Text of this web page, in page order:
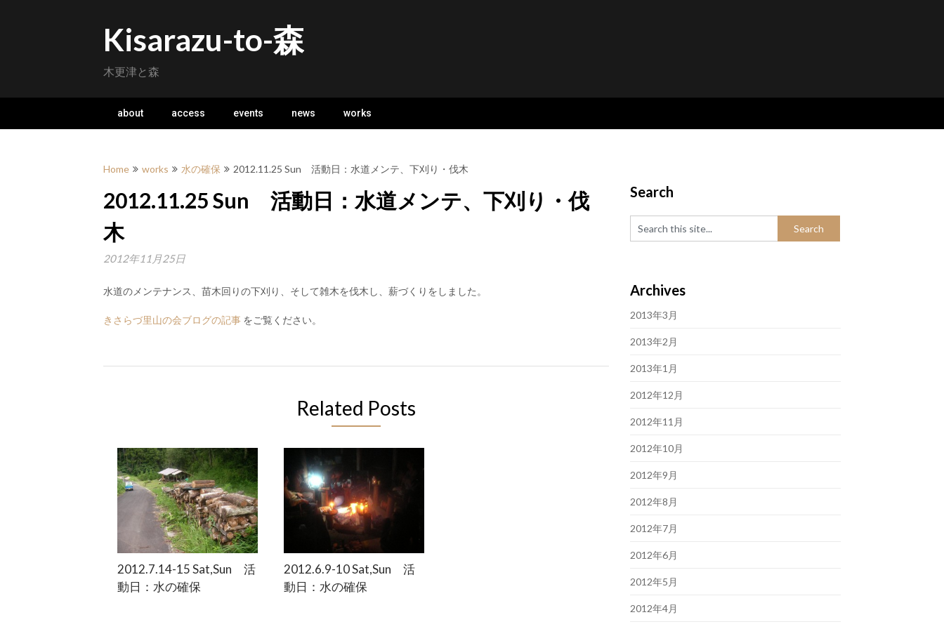
Kisarazu-to-森
木更津と森
about access events news works
Home works 水の確保 2012.11.25 Sun 活動日：水道メンテ、下刈り・伐木
2012.11.25 Sun 活動日：水道メンテ、下刈り・伐
木
2012年11月25日
水道のメンテナンス、苗木回りの下刈り、そして雑木を伐木し、薪づくりをしました。
きさらづ里山の会ブログの記事 をご覧ください。
Related Posts
2012.7.14-15 Sat,Sun 活
動日：水の確保
2012.6.9-10 Sat,Sun 活
動日：水の確保
Search
Archives
2013年3月
2013年2月
2013年1月
2012年12月
2012年11月
2012年10月
2012年9月
2012年8月
2012年7月
2012年6月
2012年5月
2012年4月